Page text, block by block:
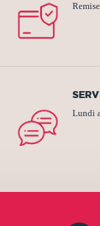
Lundi